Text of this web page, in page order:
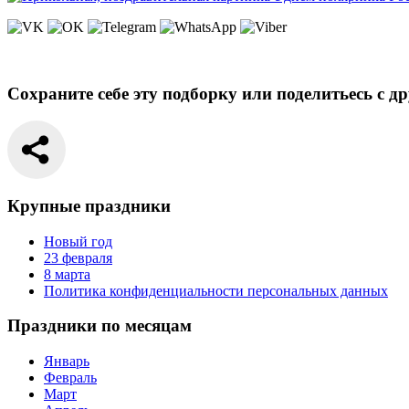
Сохраните себе эту подборку или поделитьесь с
Крупные праздники
Новый год
23 февраля
8 марта
Политика конфиденциальности персональных данных
Праздники по месяцам
Январь
Февраль
Март